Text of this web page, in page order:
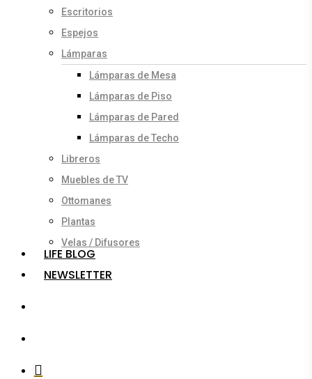
Escritorios
Espejos
Lámparas
Lámparas de Mesa
Lámparas de Piso
Lámparas de Pared
Lámparas de Techo
Libreros
Muebles de TV
Ottomanes
Plantas
Velas / Difusores
LIFE BLOG
NEWSLETTER